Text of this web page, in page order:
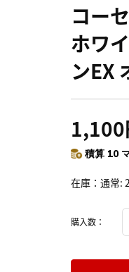
コー
ホワ
ンEX
1,100
積算 10
在庫 通常:
購入数：